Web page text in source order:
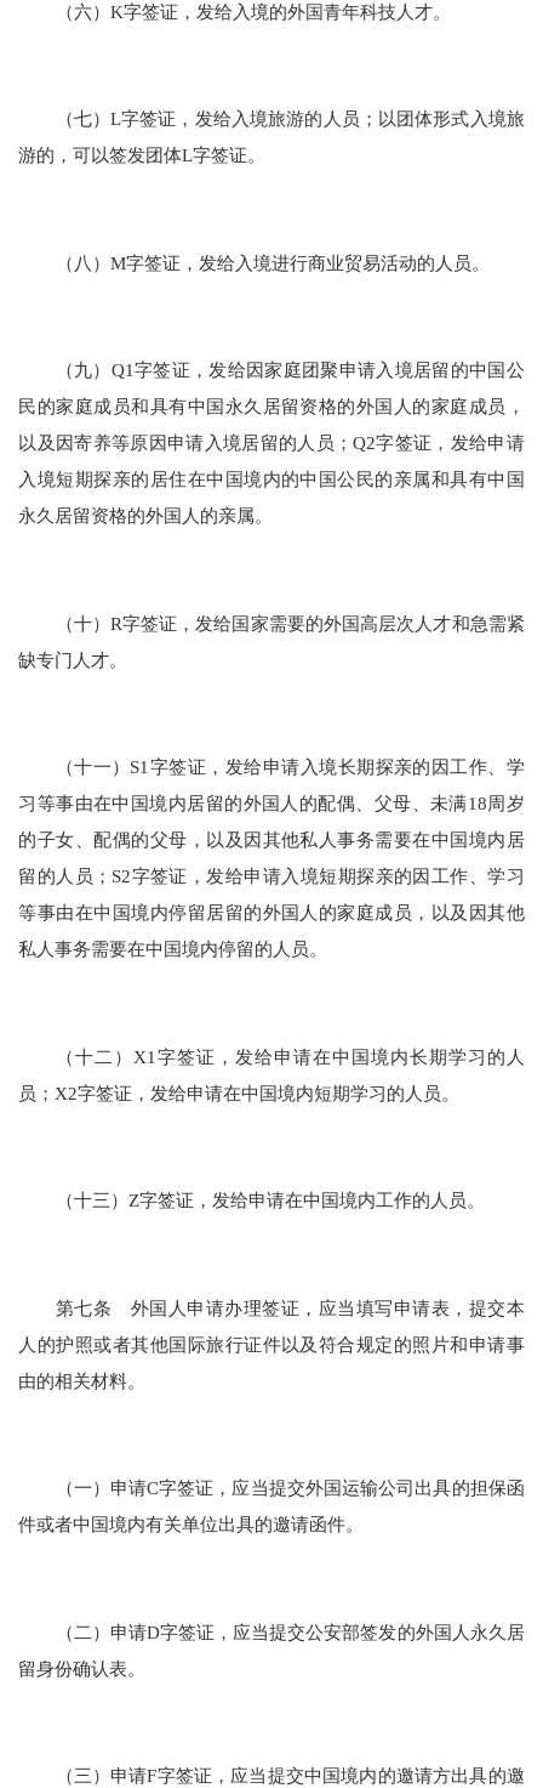
（六）K字签证，发给入境的外国青年科技人才。
（七）L字签证，发给入境旅游的人员；以团体形式入境旅
游的，可以签发团体L字签证。
（八）M字签证，发给入境进行商业贸易活动的人员。
（九）Q1字签证，发给因家庭团聚申请入境居留的中国公
民的家庭成员和具有中国永久居留资格的外国人的家庭成员，
以及因寄养等原因申请入境居留的人员；Q2字签证，发给申请
入境短期探亲的居住在中国境内的中国公民的亲属和具有中国
永久居留资格的外国人的亲属。
（十）R字签证，发给国家需要的外国高层次人才和急需紧
缺专门人才。
（十一）S1字签证，发给申请入境长期探亲的因工作、学
习等事由在中国境内居留的外国人的配偶、父母、未满18周岁
的子女、配偶的父母，以及因其他私人事务需要在中国境内居
留的人员；S2字签证，发给申请入境短期探亲的因工作、学习
等事由在中国境内停留居留的外国人的家庭成员，以及因其他
私人事务需要在中国境内停留的人员。
（十二）X1字签证，发给申请在中国境内长期学习的人
员；X2字签证，发给申请在中国境内短期学习的人员。
（十三）Z字签证，发给申请在中国境内工作的人员。
第七条 外国人申请办理签证，应当填写申请表，提交本
人的护照或者其他国际旅行证件以及符合规定的照片和申请事
由的相关材料。
（一）申请C字签证，应当提交外国运输公司出具的担保函
件或者中国境内有关单位出具的邀请函件。
（二）申请D字签证，应当提交公安部签发的外国人永久居
留身份确认表。
（三）申请F字签证，应当提交中国境内的邀请方出具的邀